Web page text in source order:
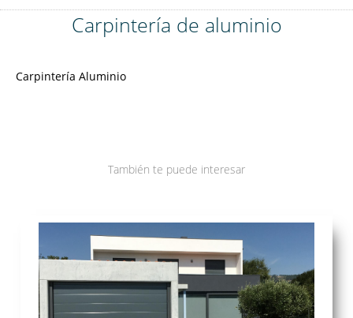
Carpintería de aluminio
Carpintería Aluminio
También te puede interesar